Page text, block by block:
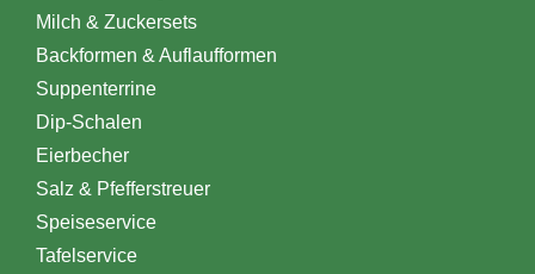
Milch & Zuckersets
Backformen & Auflaufformen
Suppenterrine
Dip-Schalen
Eierbecher
Salz & Pfefferstreuer
Speiseservice
Tafelservice